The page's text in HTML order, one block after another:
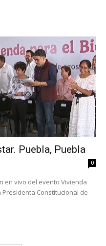
Puebla, Puebla
0
en vivo del evento Vivienda
Constitucional de